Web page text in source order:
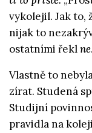
vykolejil. Jak to,
nijak to
ostatními řeklne.
Vlastně to
zírat. Studená
Studijní
pravidla na